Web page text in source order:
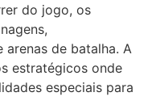
do jogo, os
arenas de batalha. A
estratégicos onde
especiais para